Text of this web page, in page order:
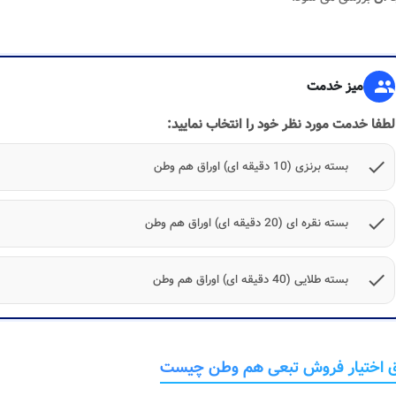
group میز خدمت
لطفا خدمت مورد نظر خود را انتخاب نمایید:
check
بسته برنزی (10 دقیقه ای) اوراق هم وطن
check بسته نقره ای (20 دقیقه ای) اوراق هم وطن
check بسته طلایی (40 دقیقه ای) اوراق هم وطن
اختیار فروش تبعی هم وطن چیست